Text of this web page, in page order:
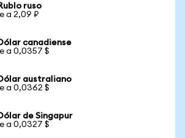
ruso
a 2,09 ₽
canadiense
a 0,0357 $
australiano
a 0,0362 $
de Singapur
a 0,0327 $